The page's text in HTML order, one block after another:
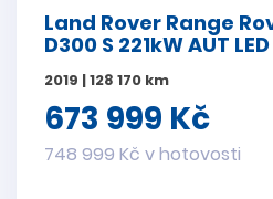
Land Rover Range
D300 S 221kW AUT
2019 | 128 170 km
673 999 Kč
748 999 Kč v hotovosti